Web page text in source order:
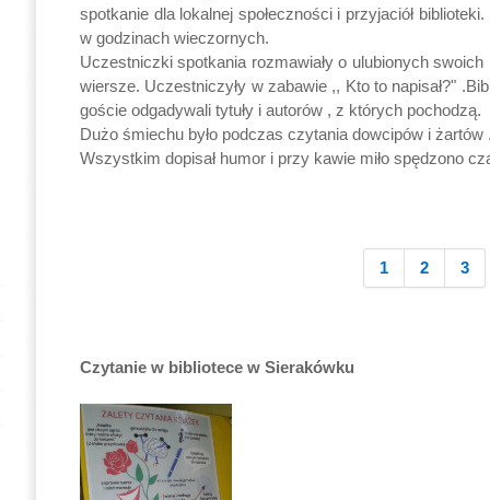
spotkanie dla lokalnej społeczności i przyjaciół
w godzinach wieczornych.
Uczestniczki spotkania rozmawiały o ulubionych
wiersze. Uczestniczyły w zabawie ,, Kto to napisał?"
goście odgadywali tytuły i autorów , z których pochodzą.
Dużo śmiechu było podczas czytania dowcipów i żartów
Wszystkim dopisał humor i przy kawie miło spędzono
1 2 3
Czytanie w bibliotece w Sierakówku